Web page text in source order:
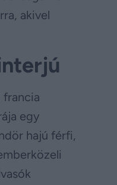
akivel
egy
hajú férfi,